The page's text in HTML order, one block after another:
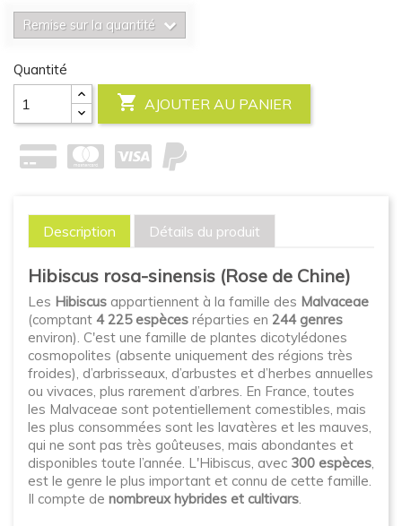
Remise sur la quantité
Quantité
 AJOUTER AU PANIER
Description Détails du produit
Hibiscus rosa-sinensis (Rose de Chine)
Les Hibiscus appartiennent à la famille des Malvaceae
(comptant 4 225 espèces réparties en 244 genres
environ). C'est une famille de plantes dicotylédones
cosmopolites (absente uniquement des régions très
froides), d’arbrisseaux, d’arbustes et d’herbes annuelles
ou vivaces, plus rarement d’arbres. En France, toutes
les Malvaceae sont potentiellement comestibles, mais
les plus consommées sont les lavatères et les mauves,
qui ne sont pas très goûteuses, mais abondantes et
disponibles toute l’année. L'Hibiscus, avec 300 espèces,
est le genre le plus important et connu de cette famille.
Il compte de nombreux hybrides et cultivars.